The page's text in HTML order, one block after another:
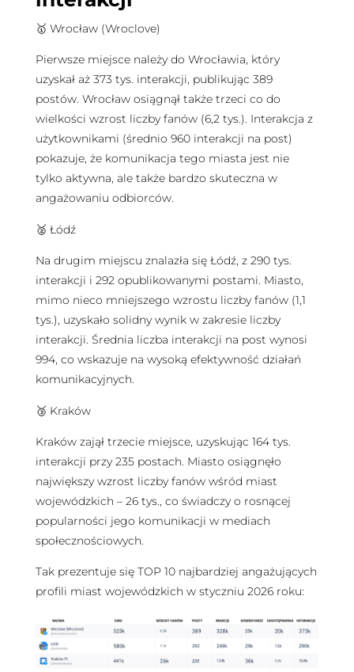
🥇 Wrocław (Wroclove)
Pierwsze miejsce należy do Wrocławia, który
uzyskał aż 373 tys. interakcji, publikując 389
postów. Wrocław osiągnął także trzeci co do
wielkości wzrost liczby fanów (6,2 tys.). Interakcja z
użytkownikami (średnio 960 interakcji na post)
pokazuje, że komunikacja tego miasta jest nie
tylko aktywna, ale także bardzo skuteczna w
angażowaniu odbiorców.
🥈 Łódź
Na drugim miejscu znalazła się Łódź, z 290 tys.
interakcji i 292 opublikowanymi postami. Miasto,
mimo nieco mniejszego wzrostu liczby fanów (1,1
tys.), uzyskało solidny wynik w zakresie liczby
interakcji. Średnia liczba interakcji na post wynosi
994, co wskazuje na wysoką efektywność działań
komunikacyjnych.
🥉 Kraków
Kraków zajął trzecie miejsce, uzyskując 164 tys.
interakcji przy 235 postach. Miasto osiągnęło
największy wzrost liczby fanów wśród miast
wojewódzkich – 26 tys., co świadczy o rosnącej
popularności jego komunikacji w mediach
społecznościowych.
Tak prezentuje się TOP 10 najbardziej angażujących
profili miast wojewódzkich w styczniu 2026 roku: